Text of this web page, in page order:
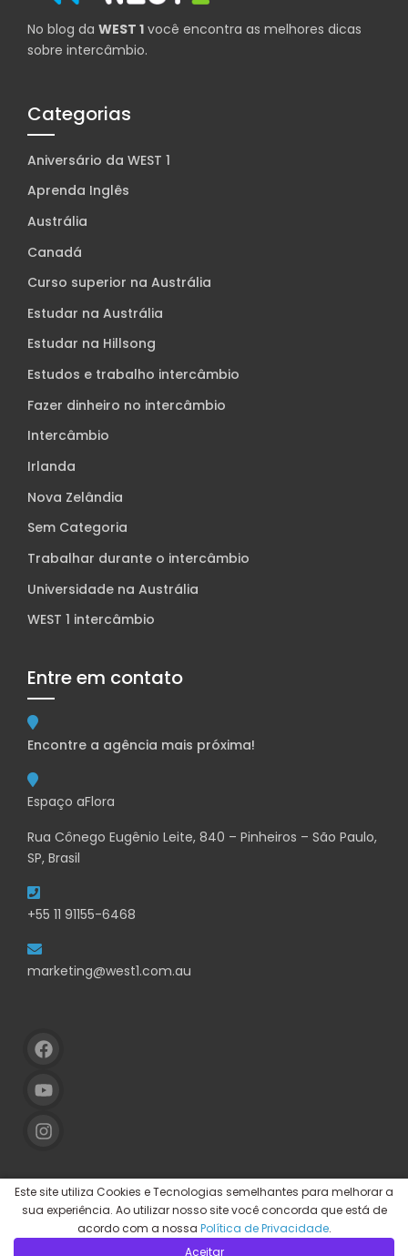
No blog da WEST 1 você encontra as melhores dicas
sobre intercâmbio.
Categorias
Aniversário da WEST 1
Aprenda Inglês
Austrália
Canadá
Curso superior na Austrália
Estudar na Austrália
Estudar na Hillsong
Estudos e trabalho intercâmbio
Fazer dinheiro no intercâmbio
Intercâmbio
Irlanda
Nova Zelândia
Sem Categoria
Trabalhar durante o intercâmbio
Universidade na Austrália
WEST 1 intercâmbio
Entre em contato
Encontre a agência mais próxima!
Espaço aFlora
Rua Cônego Eugênio Leite, 840 – Pinheiros – São Paulo,
SP, Brasil
+55 11 91155-6468
marketing@west1.com.au
Este site utiliza Cookies e Tecnologias semelhantes para melhorar a
sua experiência. Ao utilizar nosso site você concorda que está de
acordo com a nossa Política de Privacidade.
Aceitar